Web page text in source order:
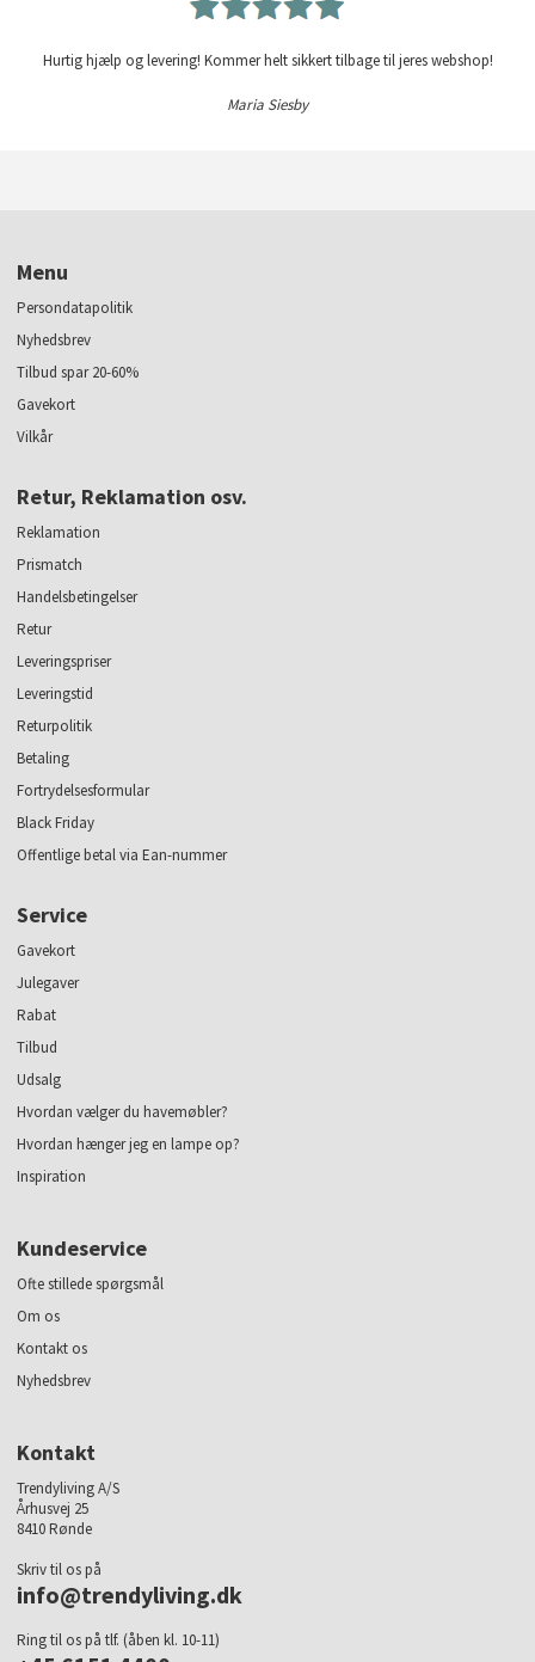
Hurtig hjælp og levering! Kommer helt sikkert tilbage til jeres webshop!
Maria Siesby
Menu
Persondatapolitik
Nyhedsbrev
Tilbud spar 20-60%
Gavekort
Vilkår
Retur, Reklamation osv.
Reklamation
Prismatch
Handelsbetingelser
Retur
Leveringspriser
Leveringstid
Returpolitik
Betaling
Fortrydelsesformular
Black Friday
Offentlige betal via Ean-nummer
Service
Gavekort
Julegaver
Rabat
Tilbud
Udsalg
Hvordan vælger du havemøbler?
Hvordan hænger jeg en lampe op?
Inspiration
Kundeservice
Ofte stillede spørgsmål
Om os
Kontakt os
Nyhedsbrev
Kontakt
Trendyliving A/S
Århusvej 25
8410 Rønde
Skriv til os på
info@trendyliving.dk
Ring til os på tlf. (åben kl. 10-11)